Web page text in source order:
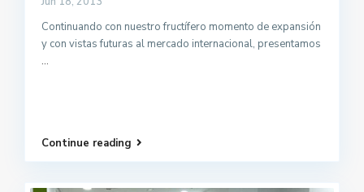
Continuando con nuestro fructífero momento de expansión
y con vistas futuras al mercado internacional, presentamos
...
Continue reading